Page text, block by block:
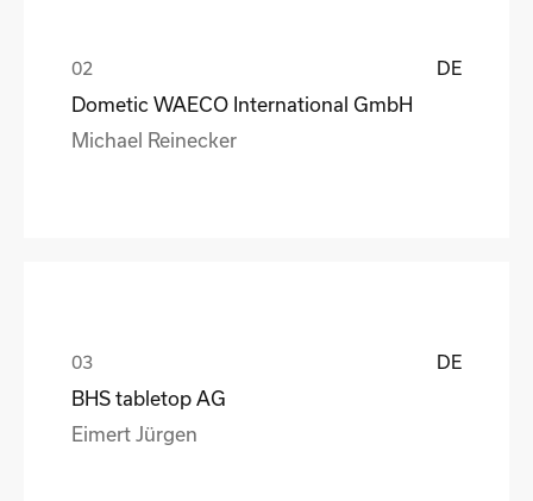
DE
Dometic WAECO International GmbH
Michael Reinecker
DE
BHS tabletop AG
Eimert Jürgen